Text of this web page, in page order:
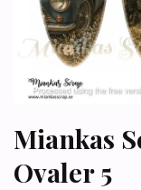
Miankas
Ovaler 5